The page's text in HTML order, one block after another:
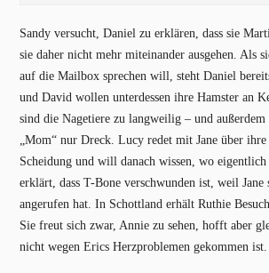
Sandy versucht, Daniel zu erklären, dass sie
sie daher nicht mehr miteinander ausgehen. Als
auf die Mailbox sprechen will, steht Daniel
und David wollen unterdessen ihre Hamster an
sind die Nagetiere zu langweilig – und außerdem
„Mom“ nur Dreck. Lucy redet mit Jane über ihre
Scheidung und will danach wissen, wo eigentlich
erklärt, dass T-Bone verschwunden ist, weil Jane
angerufen hat. In Schottland erhält Ruthie
Sie freut sich zwar, Annie zu sehen, hofft aber
nicht wegen Erics Herzproblemen gekommen ist.